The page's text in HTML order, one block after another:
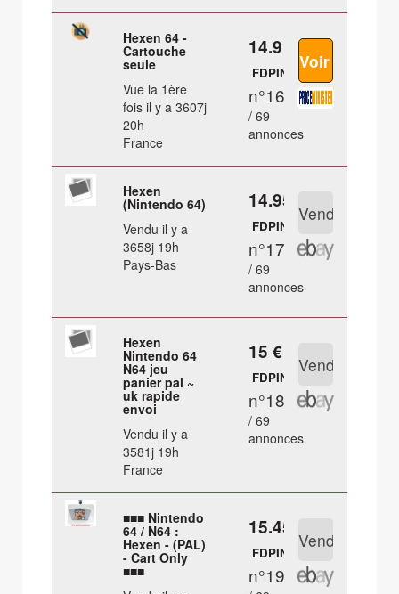
Hexen 64 -
Cartouche
seule
Vue la 1ère
fois il y a 3607j
20h
France
14.9 €
FDPIN
n°16
/ 69
annonces
Hexen
(Nintendo 64)
Vendu il y a
3658j 19h
Pays-Bas
14.95 €
FDPIN
n°17
/ 69
annonces
Hexen
Nintendo 64
N64 jeu
panier pal ~
uk rapide
envoi
Vendu il y a
3581j 19h
France
15 €
FDPIN
n°18
/ 69
annonces
■■■ Nintendo
64 / N64 :
Hexen - (PAL)
- Cart Only
■■■
15.45 €
FDPIN
n°19